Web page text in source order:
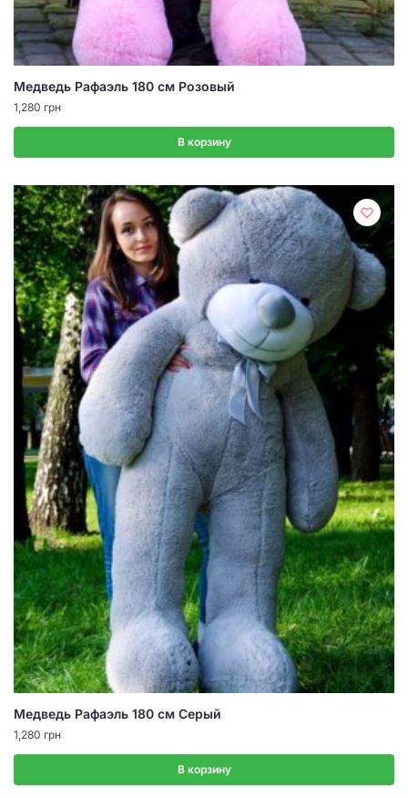
Медведь Рафаэль 180 см Розовый
1,280 грн
В корзину
Медведь Рафаэль 180 см Серый
1,280 грн
В корзину